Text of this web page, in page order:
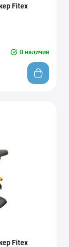
Fitex
В наличии
Fitex